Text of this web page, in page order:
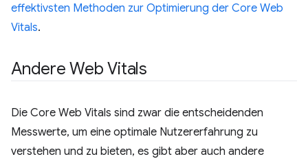
effektivsten Methoden zur Optimierung der Core Web
Vitals.
Andere Web Vitals
Die Core Web Vitals sind zwar die entscheidenden
Messwerte, um eine optimale Nutzererfahrung zu
verstehen und zu bieten, es gibt aber auch andere